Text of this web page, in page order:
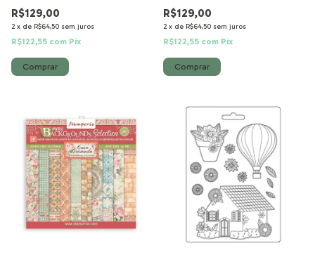
R$129,00
2 x de R$64,50 sem juros
R$122,55 com Pix
R$129,00
2 x de R$64,50 sem juros
R$122,55 com Pix